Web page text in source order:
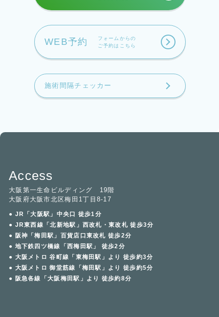
WEB予約
フォームからの
ご予約はこちら
施術間隔チェッカー
Access
大阪第一生命ビルディング 19階
大阪府大阪市北区梅田1丁目8-17
● JR「大阪駅」中央口 徒歩1分
● JR東西線「北新地駅」西改札・東改札 徒歩3分
● 阪神「梅田駅」百貨店口東改札 徒歩2分
● 地下鉄四ツ橋線「西梅田駅」 徒歩2分
● 大阪メトロ 谷町線「東梅田駅」より 徒歩約3分
● 大阪メトロ 御堂筋線「梅田駅」より 徒歩約5分
● 阪急各線「大阪梅田駅」より 徒歩約8分